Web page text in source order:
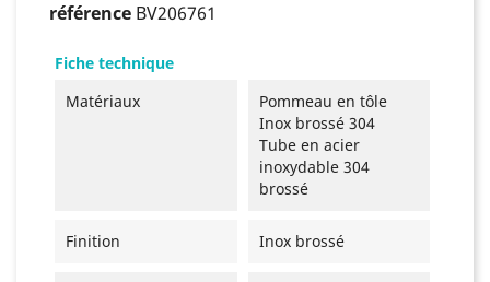
référence BV206761
Fiche technique
Matériaux
Pommeau en tôle
Inox brossé 304
Tube en acier
inoxydable 304
brossé
Finition Inox brossé